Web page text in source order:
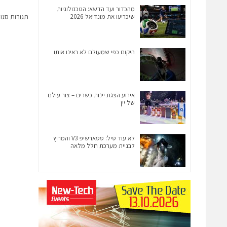
תגובות
מהכדור ועד הדשא: הטכנולוגיות
שיכריעו את מונדיאל 2026
היקום כפי שמעולם לא ראינו אותו
אירוע הצגת יינות כשרים – צור עולם
של יין
לא עוד טיל: סטארשיפ V3 והמרוץ
לבניית מערכת חלל מלאה